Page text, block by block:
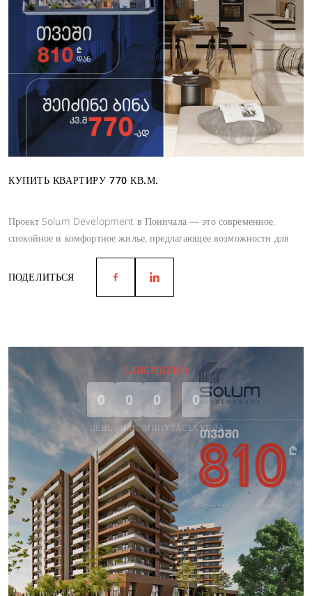
КУПИТЬ КВАРТИРУ 770 КВ.М.
Проект Solum Development в Поничала — это современное,
спокойное и комфортное жилье, предлагающее возможности для
гармоничной жизни.
ПОДЕЛИТЬСЯ
ЗАВЕРШЕНО
0
ДЕНЬ
0
ЧАС
0
МИНУТА
0
СЕКУНДА